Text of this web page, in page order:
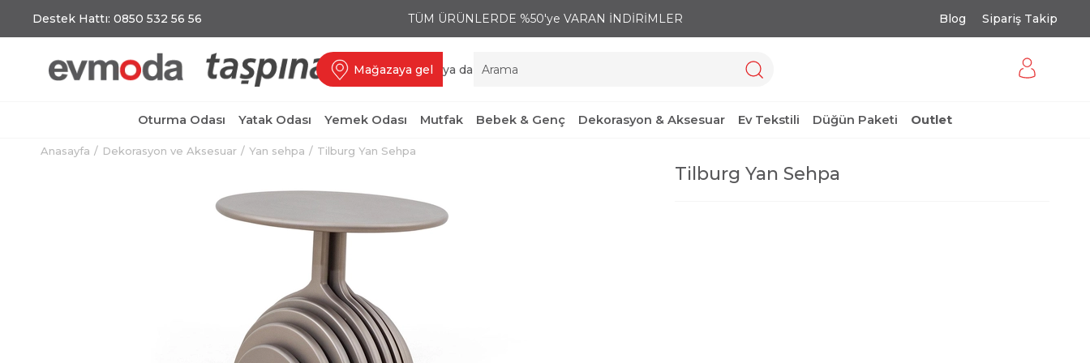
Destek Hattı: 0850 532 56 56 TÜM ÜRÜNLERDE %50'ye VARAN İNDİRİMLER Blog Sipariş Takip
Mağazaya gel ya da
Oturma Odası Yatak Odası Yemek Odası Mutfak Bebek & Genç Dekorasyon & Aksesuar Ev Tekstili Düğün Paketi Outlet
Anasayfa Dekorasyon ve Aksesuar Yan sehpa Tilburg Yan Sehpa
Tilburg Yan Sehpa